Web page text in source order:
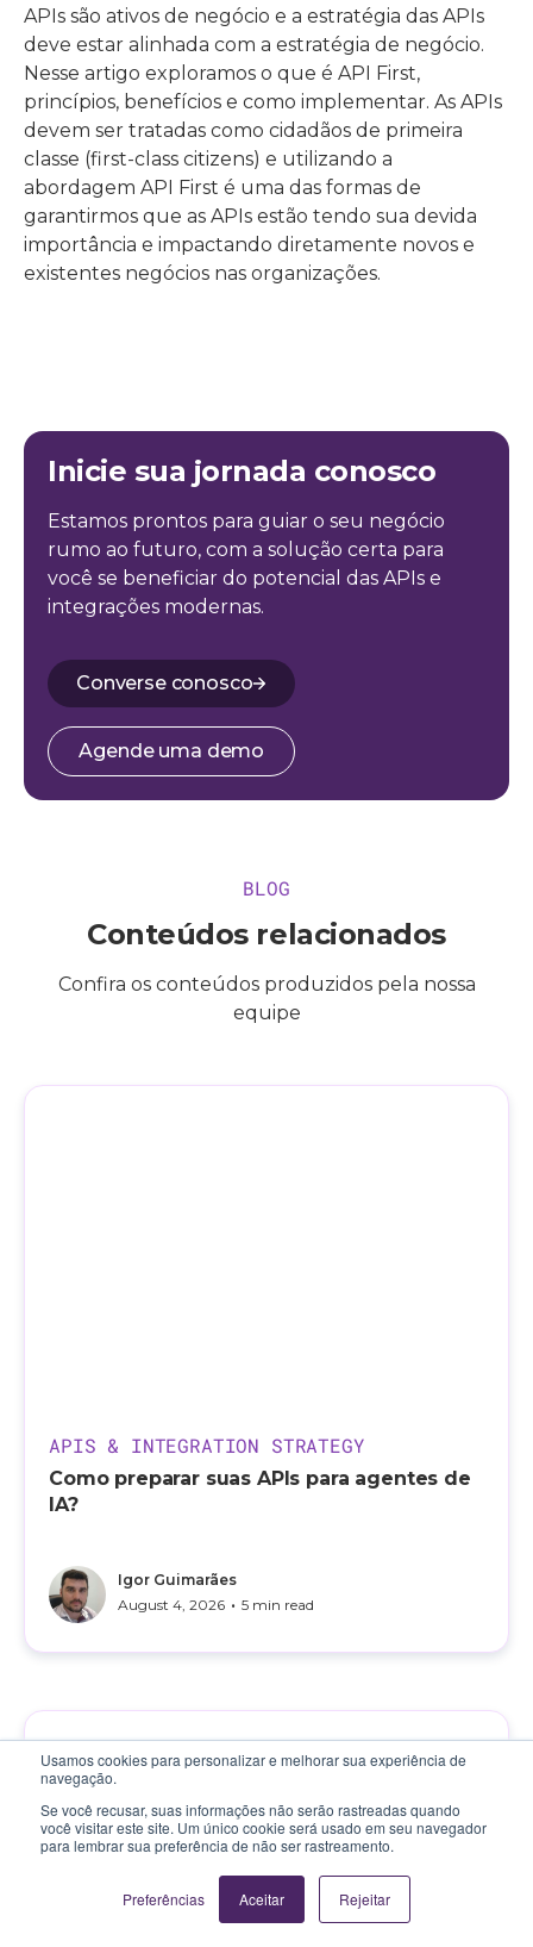
Usamos cookies para personalizar e melhorar sua experiência de
navegação.
Se você recusar, suas informações não serão rastreadas quando
você visitar este site. Um único cookie será usado em seu navegador
para lembrar sua preferência de não ser rastreamento.
Preferências Aceitar Rejeitar
APIs são ativos de negócio e a estratégia das APIs
deve estar alinhada com a estratégia de negócio.
Nesse artigo exploramos o que é API First,
princípios, benefícios e como implementar. As APIs
devem ser tratadas como cidadãos de primeira
classe (first-class citizens) e utilizando a
abordagem API First é uma das formas de
garantirmos que as APIs estão tendo sua devida
importância e impactando diretamente novos e
existentes negócios nas organizações.
Inicie sua jornada conosco
Estamos prontos para guiar o seu negócio
rumo ao futuro, com a solução certa para
você se beneficiar do potencial das APIs e
integrações modernas.
Converse conosco
Agende uma demo
BLOG
Conteúdos relacionados
Confira os conteúdos produzidos pela nossa
equipe
APIS & INTEGRATION STRATEGY
Como preparar suas APIs para agentes de
IA?
Igor Guimarães
August 4, 2026 • 5 min read